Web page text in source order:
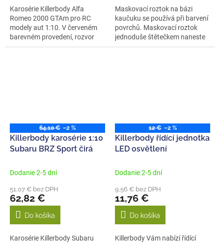
Karosérie Killerbody Alfa
Romeo 2000 GTAm pro RC
modely aut 1:10. V červeném
barevném provedení, rozvor
257 mm, délka...
Maskovací roztok na bázi
kaučuku se používá při barvení
povrchů. Maskovací roztok
jednoduše štětečkem naneste
na ty...
64,10 € –2 %
Killerbody karosérie 1:10
Subaru BRZ Sport čirá
Dodanie 2-5 dní
51,07 € bez DPH
62,82 €
Do košíka
Karosérie Killerbody Subaru
12 € –2 %
Killerbody řídící jednotka
LED osvětlení
Dodanie 2-5 dní
9,56 € bez DPH
11,76 €
Do košíka
Killerbody Vám nabízí řídící